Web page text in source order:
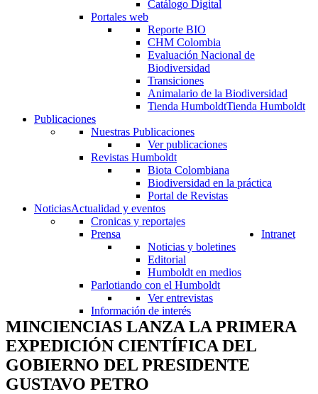
Catálogo Digital
Portales web
Reporte BIO
CHM Colombia
Evaluación Nacional de
Biodiversidad
Transiciones
Animalario de la Biodiversidad
Tienda HumboldtTienda Humboldt
Publicaciones
Nuestras Publicaciones
Ver publicaciones
Revistas Humboldt
Biota Colombiana
Biodiversidad en la práctica
Portal de Revistas
NoticiasActualidad y eventos
Cronicas y reportajes
Prensa
Noticias y boletines
Editorial
Humboldt en medios
Parlotiando con el Humboldt
Ver entrevistas
Información de interés
Intranet
MINCIENCIAS LANZA LA PRIMERA
EXPEDICIÓN CIENTÍFICA DEL
GOBIERNO DEL PRESIDENTE
GUSTAVO PETRO